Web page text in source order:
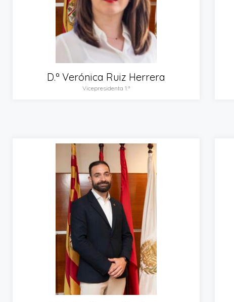
D.ª Verónica Ruiz Herrera
Vicepresidenta 1.ª